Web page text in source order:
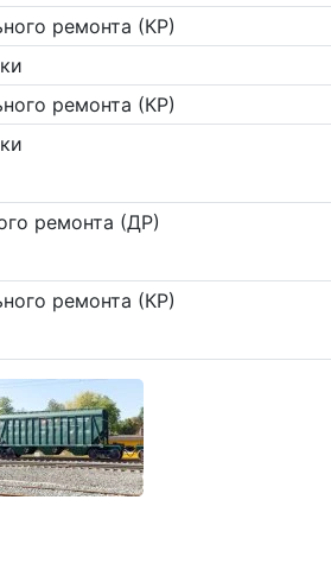
ремонта (КР)
ремонта (КР)
ремонта (ДР)
ремонта (КР)